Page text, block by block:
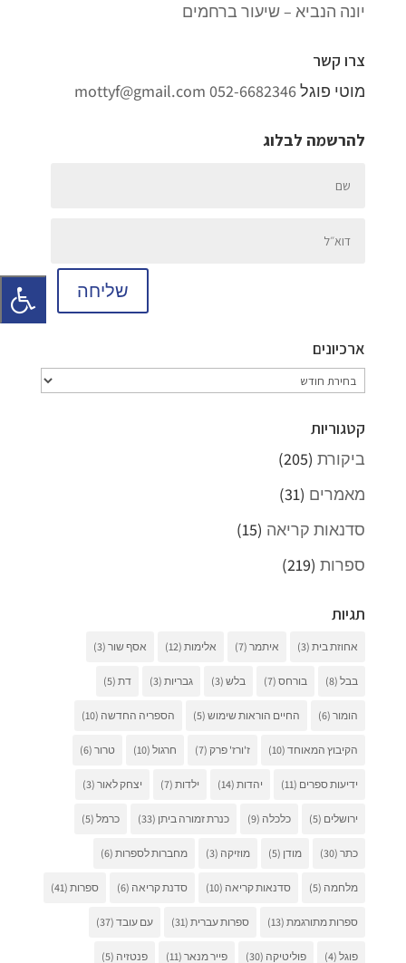
יונה הנביא – שיעור ברחמים
צרו קשר
מוטי פוגל052-6682346
mottyf@gmail.com
להרשמה לבלוג
שליחה
ארכיונים
ארכיונים
קטגוריות
ביקורת(205)
מאמרים (31)
סדנאות קריאה (15)
ספרות(219)
תגיות
אחוזת בית(3) איתמר(7) אלימות(12) אסף שור(3)
בבל(8) בורחס(7) בלש(3) גבריות(3) דת(5)
הומור(6) החיים הוראות שימוש(5) הספריה החדשה (10)
הקיבוץ המאוחד(10) ז'ורז' פרק(7) חרגול(10) טרור(6)
ידיעות ספרים (11) יהדות(14) ילדות(7) יצחק לאור(3)
ירושלים (5) כלכלה (9) כנרת זמורה ביתן (33) כרמל(5)
כתר(30) מודן (5) מוזיקה (3) מחברות לספרות(6)
מלחמה (5) סדנאות קריאה (10) סדנת קריאה (6) ספרות(41)
ספרות מתורגמת(13) ספרות עברית(31) עם עובד(37)
פוגל(4) פוליטיקה (30) פייר מנאר(11) פנטזיה (5)